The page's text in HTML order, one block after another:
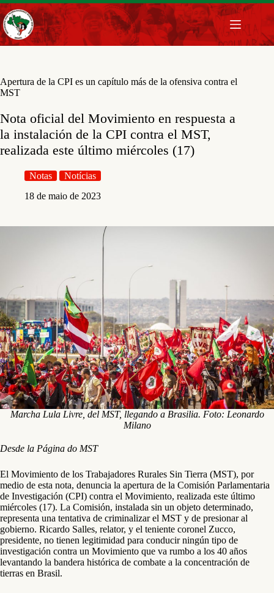
Pular
para
o
conteúdo
Apertura de la CPI es un capítulo más de la ofensiva contra el
MST
Nota oficial del Movimiento en respuesta a
la instalación de la CPI contra el MST,
realizada este último miércoles (17)
Notas
Notícias
18 de maio de 2023
Marcha Lula Livre, del MST, llegando a Brasilia. Foto: Leonardo
Milano
Desde la Página do MST
El Movimiento de los Trabajadores Rurales Sin Tierra (MST), por
medio de esta nota, denuncia la apertura de la Comisión Parlamentaria
de Investigación (CPI) contra el Movimiento, realizada este último
miércoles (17). La Comisión, instalada sin un objeto determinado,
representa una tentativa de criminalizar el MST y de presionar al
gobierno. Ricardo Salles, relator, y el teniente coronel Zucco,
presidente, no tienen legitimidad para conducir ningún tipo de
investigación contra un Movimiento que va rumbo a los 40 años
levantando la bandera histórica de combate a la concentración de
tierras en Brasil.